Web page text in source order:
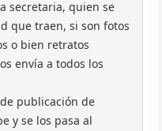
secretaria, quien se
que traen, si son fotos
o bien retratos
envía a todos los
publicación de
y se los pasa al